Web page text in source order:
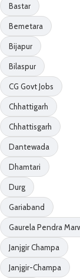
Bastar
Bemetara
Bijapur
Bilaspur
CG Govt Jobs
Chhattigarh
Chhattisgarh
Dantewada
Dhamtari
Durg
Gariaband
Gaurela Pendra
Janjgir Champa
Janjgir-Champa